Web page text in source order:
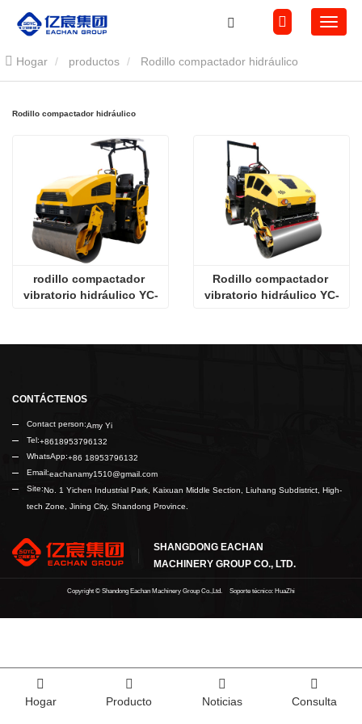
Hogar productos Rodillo compactador hidráulico
Rodillo compactador hidráulico
rodillo compactador
vibratorio hidráulico YC-
Rodillo compactador
vibratorio hidráulico YC-
CONTÁCTENOS
Contact person:Amy Yi
Tel:+8618953796132
WhatsApp:+86 18953796132
Email:eachanamy1510@gmail.com
Site:No. 1 Yichen Industrial Park, Kaixuan Middle Section, Liuhang Subdistrict, High-
tech Zone, Jining City, Shandong Province.
SHANGDONG EACHAN
MACHINERY GROUP CO., LTD.
Copyright © Shandong Eachan Machinery Group Co.,Ltd. Soporte técnico: HuaZhi
Hogar Producto Noticias Consulta